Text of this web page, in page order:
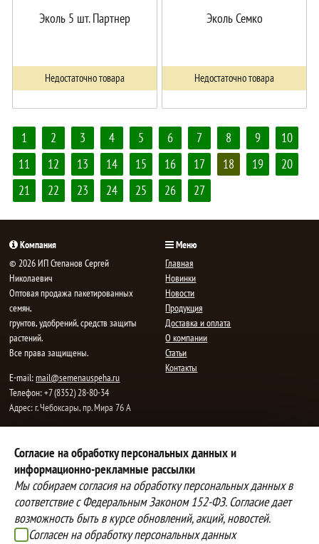
Эколь 5 шт. Партнер
Недостаточно товара
Эколь Семко
Недостаточно товара
1 2 3 4 5 6 7 8 9
10
11
12 13 14 15 16 17 18 19
20
21
22 23 24 25 26 27
Согласие на обработку персональных данных и
информационно-рекламные рассылки
Мы собираем согласия на обработку персональных данных в
соответствие с Федеральным Законом 152-ФЗ. Согласие дает
возможность быть в курсе обновлений, акций, новостей.
Согласен на обработку персональных данных
Компания
© 2026 ИП Степанов Сергей
Николаевич
Oптовая продажа пакетированных
семян,
грунтов, удобрений, средств защиты
растений.
Все права защищены.
E-mail:mail@semenauspeha.ru
Телефон: +7 (8352) 28-80-34
Адрес: г. Чебоксары, пр. Мира 76 А
Меню
Главная
Новинки
Новости
Продукция
Доставка и оплата
О компании
Статьи
Контакты
Способы оплаты
Вы можете оплатить покупки
наличными при получении товара,
либо выбрать другой способ оплаты
Инструкция по оплате банковской
картой
Доставка
Наша компания осуществляет
бесплатную
доставку до терминалов транспортных
компаний.
Подробнее об условиях условиях